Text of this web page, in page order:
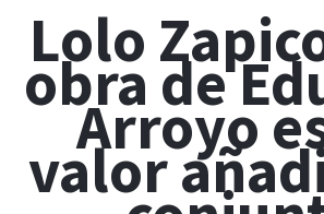
Lolo
obra de
Arroyo
valor